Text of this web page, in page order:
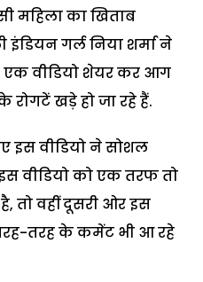
महिला का खिताब
गर्ल निया शर्मा ने
एक वीडियो शेयर कर आग
रोगटें खड़े हो जा रहे हैं.
इस वीडियो ने सोशल
वीडियो को एक तरफ तो
तो वहीं दूसरी ओर इस
तरह के कमेंट भी आ रहे